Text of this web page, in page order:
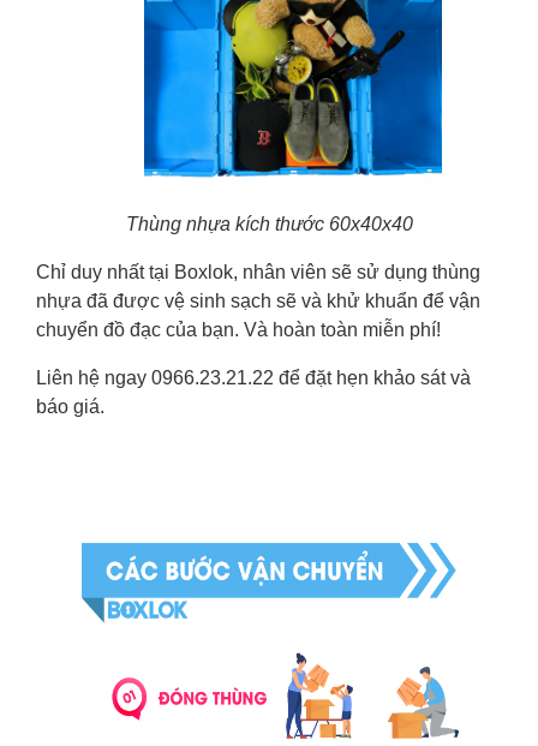
Thùng nhựa kích thước 60x40x40
Chỉ duy nhất tại Boxlok, nhân viên sẽ sử dụng thùng
nhựa đã được vệ sinh sạch sẽ và khử khuẩn để vận
chuyển đồ đạc của bạn. Và hoàn toàn miễn phí!
Liên hệ ngay 0966.23.21.22 để đặt hẹn khảo sát và
báo giá.